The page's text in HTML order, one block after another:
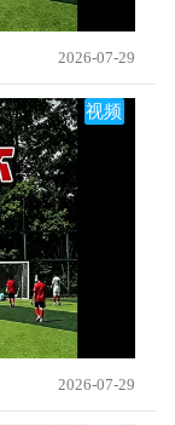
2026-07-29
视频
2026-07-29